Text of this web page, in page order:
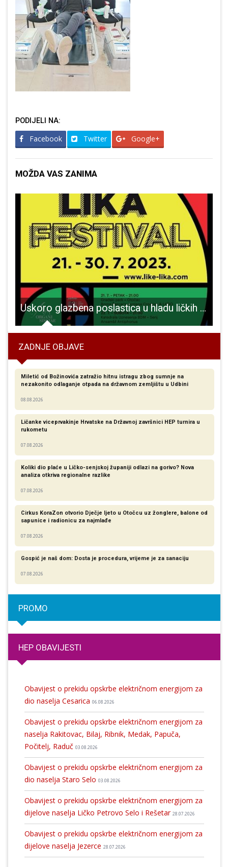
PODIJELI NA:
Facebook Twitter Google+
MOŽDA VAS ZANIMA
Uskoro glazbena poslastica u hladu ličkih šuma i planina – Like Lika Festival!
ZADNJE OBJAVE
Miletić od Božinovića zatražio hitnu istragu zbog sumnje na
nezakonito odlaganje otpada na državnom zemljištu u Udbini
08.08.2026
Ličanke viceprvakinje Hrvatske na Državnoj završnici HEP turnira u
rukometu
07.08.2026
Koliki dio plaće u Ličko-senjskoj županiji odlazi na gorivo? Nova
analiza otkriva regionalne razlike​
07.08.2026
Cirkus KoraZon otvorio Dječje ljeto u Otočcu uz žonglere, balone od
sapunice i radionicu za najmlađe
07.08.2026
Gospić je naš dom: Dosta je procedura, vrijeme je za sanaciju
07.08.2026
PROMO
HEP OBAVIJESTI
Obavijest o prekidu opskrbe električnom energijom za
dio naselja Cesarica 06.08.2026
Obavijest o prekidu opskrbe električnom energijom za
naselja Rakitovac, Bilaj, Ribnik, Medak, Papuča,
Počitelj, Raduč 03.08.2026
Obavijest o prekidu opskrbe električnom energijom za
dio naselja Staro Selo 03.08.2026
Obavijest o prekidu opskrbe električnom energijom za
dijelove naselja Ličko Petrovo Selo i Rešetar 28.07.2026
Obavijest o prekidu opskrbe električnom energijom za
dijelove naselja Jezerce 28.07.2026